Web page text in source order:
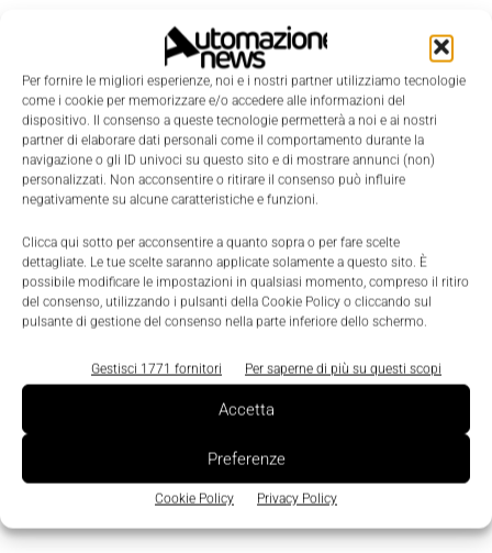
Per fornire le migliori esperienze, noi e i nostri partner utilizziamo tecnologie
come i cookie per memorizzare e/o accedere alle informazioni del
dispositivo. Il consenso a queste tecnologie permetterà a noi e ai nostri
partner di elaborare dati personali come il comportamento durante la
navigazione o gli ID univoci su questo sito e di mostrare annunci (non)
personalizzati. Non acconsentire o ritirare il consenso può influire
negativamente su alcune caratteristiche e funzioni.
Clicca qui sotto per acconsentire a quanto sopra o per fare scelte
dettagliate. Le tue scelte saranno applicate solamente a questo sito. È
possibile modificare le impostazioni in qualsiasi momento, compreso il ritiro
del consenso, utilizzando i pulsanti della Cookie Policy o cliccando sul
pulsante di gestione del consenso nella parte inferiore dello schermo.
Gestisci 1771 fornitori Per saperne di più su questi scopi
Accetta
Preferenze
Cookie Policy Privacy Policy
LEGGI LA RIVISTA ⇢